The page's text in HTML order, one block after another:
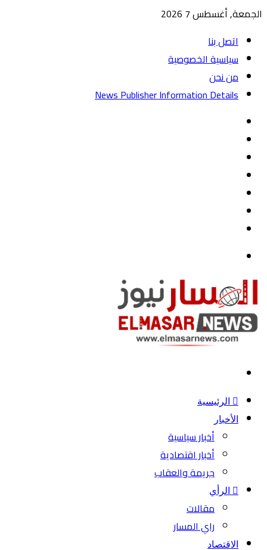
الجمعة, أغسطس 7 2026
اتصل بنا
سياسية الخصوصية
من نحن
News Publisher Information Details
الرئيسية
الأخبار
أخبار سياسية
أخبار اقتصادية
جريمة والعقاب
الرأي
مقالات
راي المسار
الاقتصاد